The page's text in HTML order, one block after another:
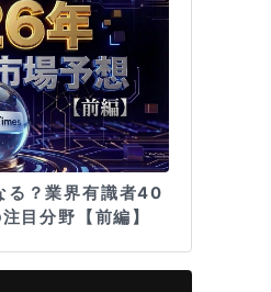
る？業界有識者40
目分野【前編】